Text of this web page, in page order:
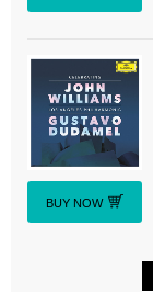
BUY NOW